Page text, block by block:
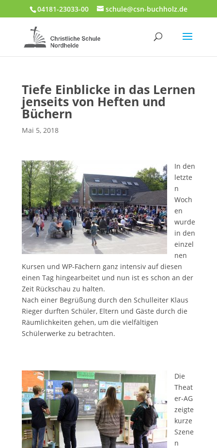
04181-23033-00 schule@csn-buchholz.de
Tiefe Einblicke in das Lernen
jenseits von Heften und
Büchern
Mai 5, 2018
In den
letzte
n
Woch
en
wurde
in den
einzel
nen
Kursen und WP-Fächern ganz intensiv auf diesen
einen Tag hingearbeitet und nun ist es schon an der
Zeit Rückschau zu halten.
Nach einer Begrüßung durch den Schulleiter Klaus
Rieger durften Schüler, Eltern und Gäste durch die
Räumlichkeiten gehen, um die vielfältigen
Schülerwerke zu betrachten.
Die
Theat
er-AG
zeigte
kurze
Szene
n